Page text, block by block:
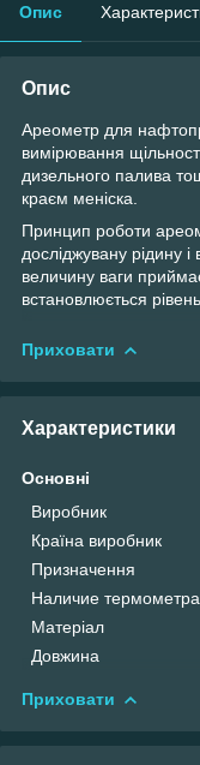
Опис
Опис
Ареометр для
вимірювання
дизельного палива
краєм меніска.
Принцип роботи
досліджувану рідину
величину ваги
встановлюється
Приховати
Характеристики
Основні
Виробник
Країна виробник
Призначення
Наличие термометра
Матеріал
Довжина
Приховати